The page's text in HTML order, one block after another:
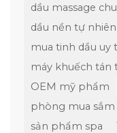
dầu massage
dầu nền tự nhiên
mua tinh dầu uy
máy khuếch tán
OEM mỹ phẩm
phòng mua sắm
sản phẩm spa